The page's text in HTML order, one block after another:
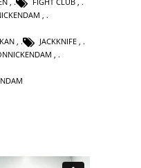
, JACKKNIFE ,
,